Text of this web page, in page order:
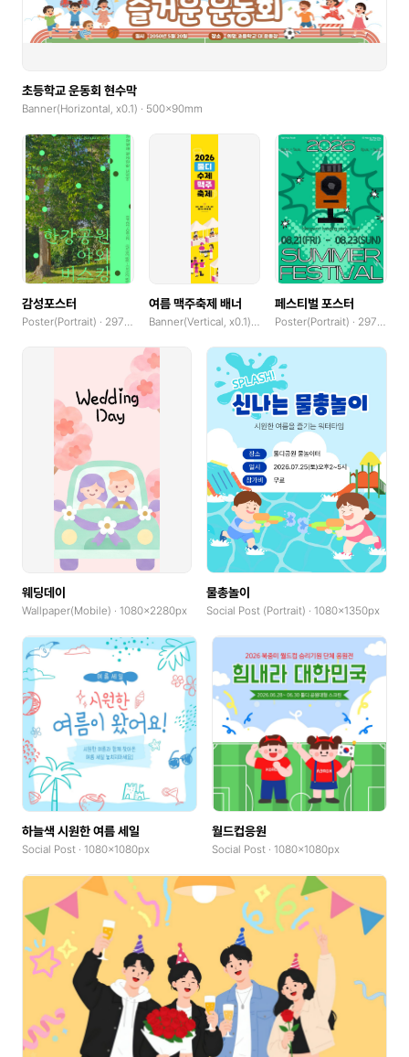
초등학교 운동회 현수막
Banner(Horizontal, x0.1) · 500x90mm
감성포스터 여름 맥주축제 배너 페스티벌 포스터
웨딩데이
Wallpaper(Mobile) · 1080x2280px
물총놀이
Social Post (Portrait) · 1080x1350px
하늘색 시원한 여름 세일
Social Post · 1080x1080px
월드컵응원
Social Post · 1080x1080px
Flyer
Business Cards(Horizontal)
Business Cards(Vertical)
Postcard(Landscape)
Postcard(Portrait)
Banner(Horizontal, x0.1)
Banner(Square, x0.1)
Banner(Vertical, x0.1)
Invitation(Single-fold, Landscape)
Invitation(Single-fold, Portrait)
Invitation(Bi-fold, Landscape)
Invitation(Bi-fold, Portrait)
Photocard
Photocard(Portrait)
X-Banner(x0.1)
coupons horizontal
coupons vertical
Custom Sticker(Midium)
Custom Sticker(Large)
Cover